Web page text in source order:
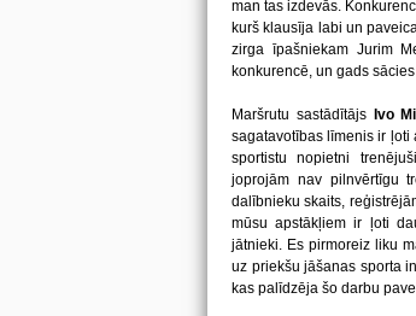
man tas izdevās.
kurš klausīja labi un
zirga īpašniekam Jurim
konkurencē, un gads
Maršrutu sastādītājs Ivo
sagatavotības līmenis ir ļoti
sportistu nopietni
joprojām nav pilnvērtīgu
dalībnieku skaits,
mūsu apstākļiem ir ļoti
jātnieki. Es pirmoreiz liku
uz priekšu jāšanas sporta
kas palīdzēja šo darbu